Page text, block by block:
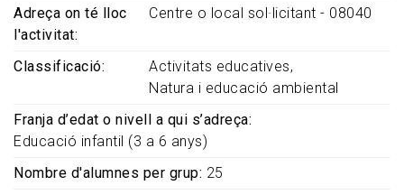
Adreça on té lloc
l'activitat
Centre o local sol·licitant - 08040
Classificació
Activitats educatives
Natura i educació ambiental
Franja d’edat o nivell a qui s’adreça
Educació infantil (3 a 6 anys)
Nombre d'alumnes per grup 25